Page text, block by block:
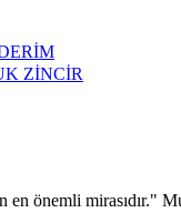
ZİNCİR
önemli mirasıdır."